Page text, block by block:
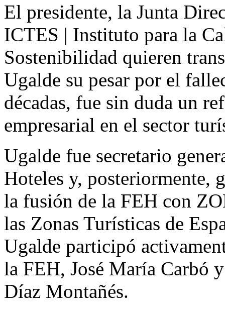
El presidente, la Junta
ICTES | Instituto para la
Sostenibilidad quieren
Ugalde su pesar por el
décadas, fue sin duda un
empresarial en el sector
Ugalde fue secretario
Hoteles y, posteriormente,
la fusión de la FEH con
las Zonas Turísticas de
Ugalde participó
la FEH, José María Carbó
Díaz Montañés.